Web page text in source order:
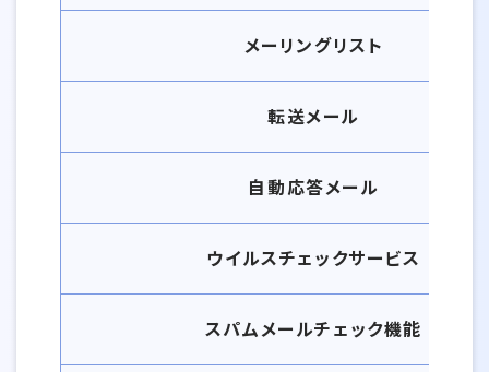
メーリングリスト
転送メール
自動応答メール
ウイルスチェックサービス
スパムメールチェック機能